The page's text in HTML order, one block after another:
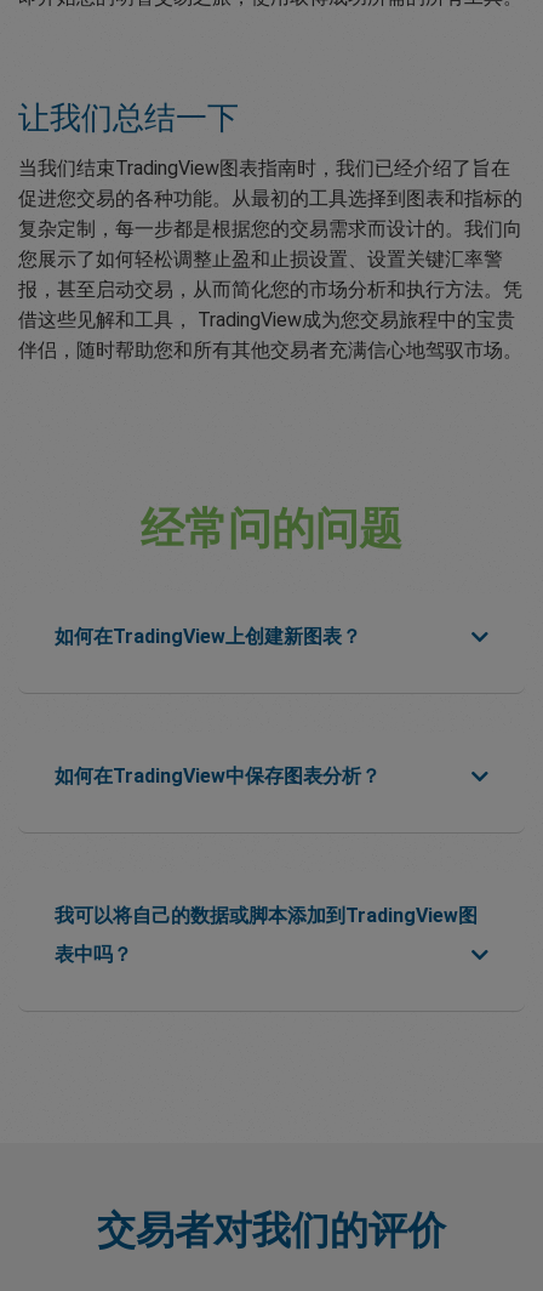
让我们总结一下
当我们结束TradingView图表指南时，我们已经介绍了旨在
促进您交易的各种功能。从最初的工具选择到图表和指标的
复杂定制，每一步都是根据您的交易需求而设计的。我们向
您展示了如何轻松调整止盈和止损设置、设置关键汇率警
报，甚至启动交易，从而简化您的市场分析和执行方法。凭
借这些见解和工具， TradingView成为您交易旅程中的宝贵
伴侣，随时帮助您和所有其他交易者充满信心地驾驭市场。
经常问的问题
如何在TradingView上创建新图表？
如何在TradingView中保存图表分析？
我可以将自己的数据或脚本添加到TradingView图
表中吗？
交易者对我们的评价